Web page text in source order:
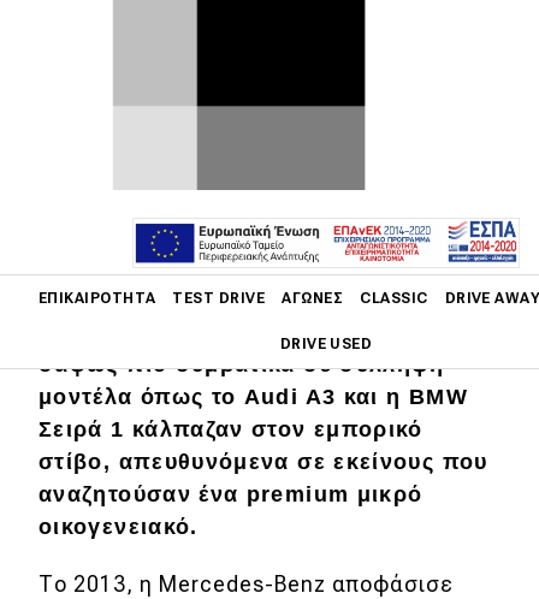
ΕΠΙΚΑΙΡΌΤΗΤΑ TEST DRIVE ΑΓΏΝΕΣ CLASSIC DRIVE
DRIVE USED
Main navigation
Επικαιρότητα
Νέα μοντέλα
Πρωτότυπα
Ελλάδα
νεωτερισμοί δεν αρκούν για την
πολυμορφικό χαρακτήρα, και
ξεχώριζαν σε παθητική ασφάλεια χάρη
στο πάτωμα τύπου «σάντουιτς» που
χρησιμοποιούσαν. Την ίδια ώρα,
σαφώς πιο συμβατικά σε σύλληψη
μοντέλα όπως το Audi A3 και η BMW
Σειρά 1 κάλπαζαν στον εμπορικό
στίβο, απευθυνόμενα σε εκείνους που
αναζητούσαν ένα premium μικρό
οικογενειακό.
Το 2013, η Mercedes-Benz αποφάσισε